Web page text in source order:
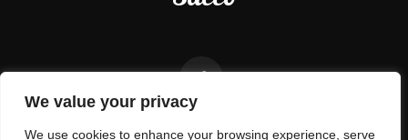
We value your privacy
We use cookies to enhance your browsing experience, serve